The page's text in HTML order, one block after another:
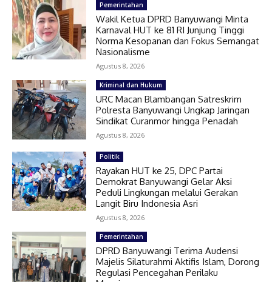
Pemerintahan
Wakil Ketua DPRD Banyuwangi Minta
Karnaval HUT ke 81 RI Junjung Tinggi
Norma Kesopanan dan Fokus Semangat
Nasionalisme
Agustus 8, 2026
Kriminal dan Hukum
URC Macan Blambangan Satreskrim
Polresta Banyuwangi Ungkap Jaringan
Sindikat Curanmor hingga Penadah
Agustus 8, 2026
Politik
Rayakan HUT ke 25, DPC Partai
Demokrat Banyuwangi Gelar Aksi
Peduli Lingkungan melalui Gerakan
Langit Biru Indonesia Asri
Agustus 8, 2026
Pemerintahan
DPRD Banyuwangi Terima Audensi
Majelis Silaturahmi Aktifis Islam, Dorong
Regulasi Pencegahan Perilaku